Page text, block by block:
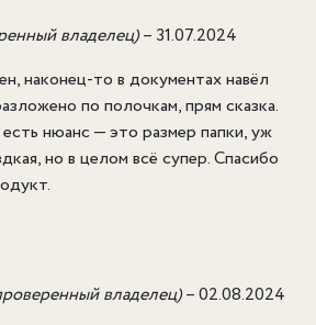
владелец)– 31.07.2024
наконец-то в документах навёл
по полочкам, прям сказка.
нюанс — это размер папки, уж
но в целом всё супер. Спасибо
владелец)–02.08.2024